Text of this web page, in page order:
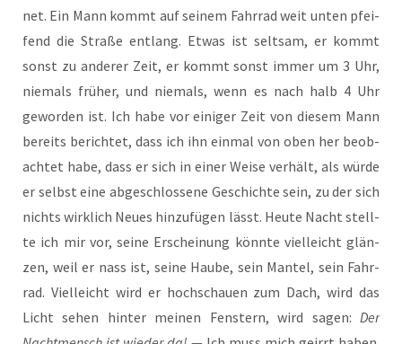
net. Ein Mann kommt auf sei­nem Fahr­rad weit unten pfei­
fend die Stra­ße ent­lang. Etwas ist selt­sam, er kommt
sonst zu ande­rer Zeit, er kommt sonst immer um 3 Uhr,
nie­mals frü­her, und nie­mals, wenn es nach halb 4 Uhr
gewor­den ist. Ich habe vor eini­ger Zeit von die­sem Mann
bereits berich­tet, dass ich ihn ein­mal von oben her beob­
ach­tet habe, dass er sich in einer Wei­se ver­hält, als wür­de
er selbst eine abge­schlos­se­ne Geschich­te sein, zu der sich
nichts wirk­lich Neu­es hin­zu­fü­gen lässt. Heu­te Nacht stell­
te ich mir vor, sei­ne Erschei­nung könn­te viel­leicht glän­
zen, weil er nass ist, sei­ne Hau­be, sein Man­tel, sein Fahr­
rad. Viel­leicht wird er hoch­schau­en zum Dach, wird das
Licht sehen hin­ter mei­nen Fens­tern, wird sagen: Der